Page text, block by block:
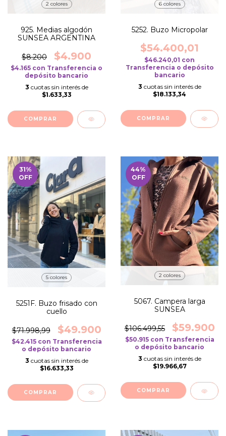
2 colores
925. Medias algodón
SUNSEA ARGENTINA
$8.200 $4.900
$4.165 con Transferencia o
depósito bancario
3 cuotas sin interés de
$1.633,33
COMPRAR
6 colores
5252. Buzo Micropolar
$54.400,01
$46.240,01 con
Transferencia o depósito
bancario
3 cuotas sin interés de
$18.133,34
COMPRAR
31%
OFF
5 colores
5251F. Buzo frisado con
cuello
$71.998,99 $49.900
$42.415 con Transferencia
o depósito bancario
3 cuotas sin interés de
$16.633,33
COMPRAR
44%
OFF
2 colores
5067. Campera larga
SUNSEA
$106.499,55 $59.900
$50.915 con Transferencia
o depósito bancario
3 cuotas sin interés de
$19.966,67
COMPRAR